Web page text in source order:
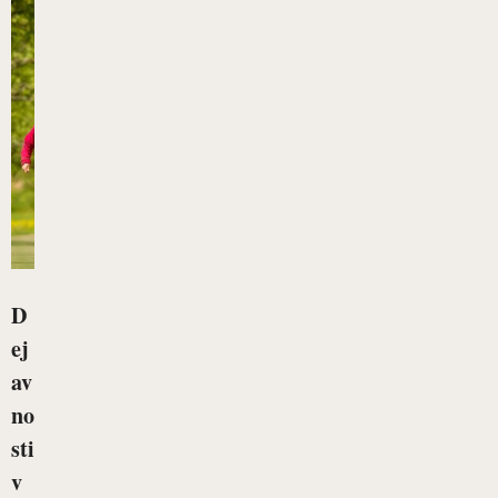
D
ej
av
no
sti
v